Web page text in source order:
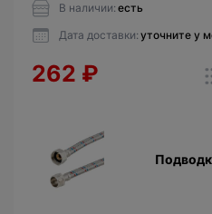
В наличии: есть
Дата доставки: уточните у
262 ₽